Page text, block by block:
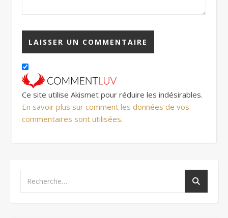
Ce site utilise Akismet pour réduire les indésirables.
En savoir plus sur comment les données de vos
commentaires sont utilisées.